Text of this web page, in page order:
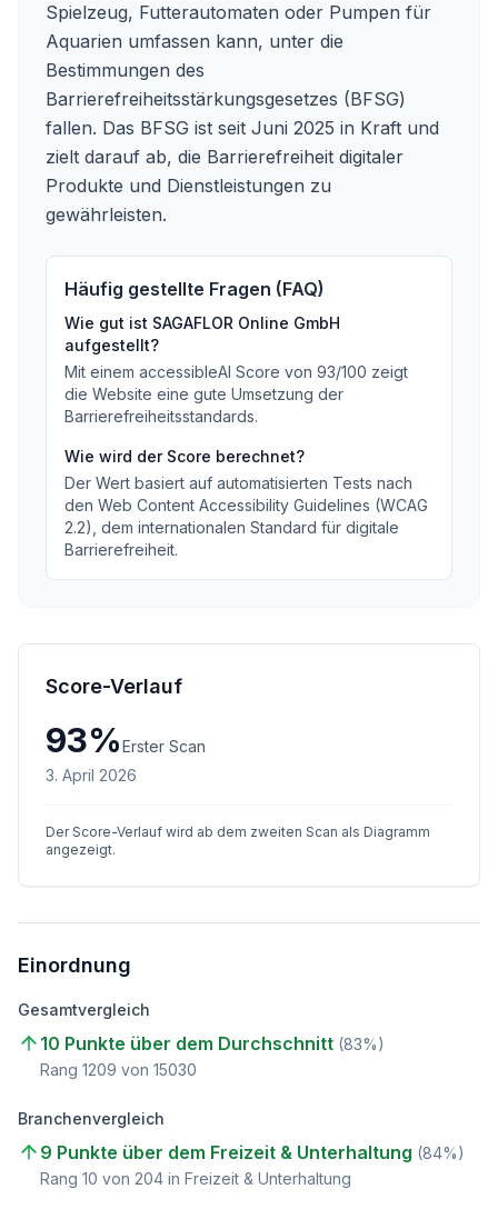
Spielzeug, Futterautomaten oder Pumpen für
Aquarien umfassen kann, unter die
Bestimmungen des
Barrierefreiheitsstärkungsgesetzes (BFSG)
fallen. Das BFSG ist seit Juni 2025 in Kraft und
zielt darauf ab, die Barrierefreiheit digitaler
Produkte und Dienstleistungen zu
gewährleisten.
Häufig gestellte Fragen (FAQ)
Wie gut ist SAGAFLOR Online GmbH
aufgestellt?
Mit einem accessibleAI Score von 93/100 zeigt
die Website eine gute Umsetzung der
Barrierefreiheitsstandards.
Wie wird der Score berechnet?
Der Wert basiert auf automatisierten Tests nach
den Web Content Accessibility Guidelines (WCAG
2.2), dem internationalen Standard für digitale
Barrierefreiheit.
Score-Verlauf
93%Erster Scan
3. April 2026
Der Score-Verlauf wird ab dem zweiten Scan als Diagramm
angezeigt.
Einordnung
Gesamtvergleich
10 Punkte über dem Durchschnitt (83%)
Rang 1209 von 15030
Branchenvergleich
9 Punkte über dem Freizeit & Unterhaltung (84%)
Rang 10 von 204 in Freizeit & Unterhaltung